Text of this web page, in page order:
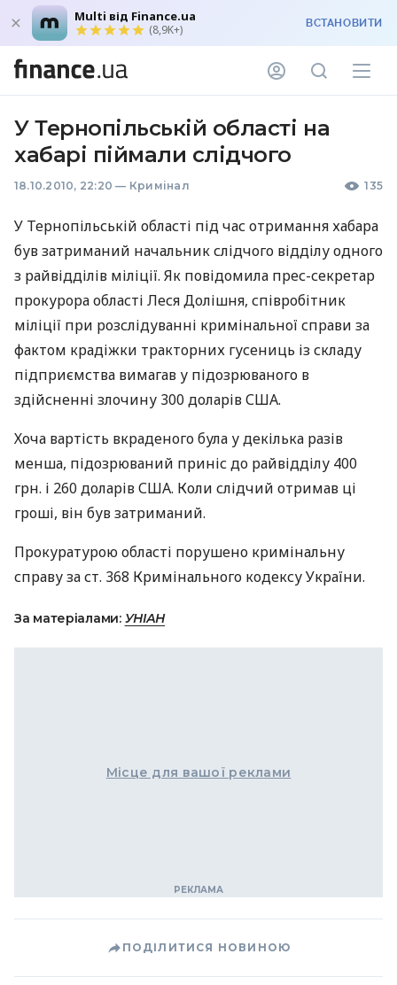
Multi від Finance.ua
(8,9K+) ВСТАНОВИТИ
У Тернопільській області на
хабарі піймали слідчого
18.10.2010, 22:20 — Кримінал 135
У Тернопільській області під час отримання хабара
був затриманий начальник слідчого відділу одного
з райвідділів міліції. Як повідомила прес-секретар
прокурора області Леся Долішня, співробітник
міліції при розслідуванні кримінальної справи за
фактом крадіжки тракторних гусениць із складу
підприємства вимагав у підозрюваного в
здійсненні злочину 300 доларів США.
Хоча вартість вкраденого була у декілька разів
менша, підозрюваний приніс до райвідділу 400
грн. і 260 доларів США. Коли слідчий отримав ці
гроші, він був затриманий.
Прокуратурою області порушено кримінальну
справу за ст. 368 Кримінального кодексу України.
За матеріалами: УНІАН
Місце для вашої реклами
ПОДІЛИТИСЯ НОВИНОЮ